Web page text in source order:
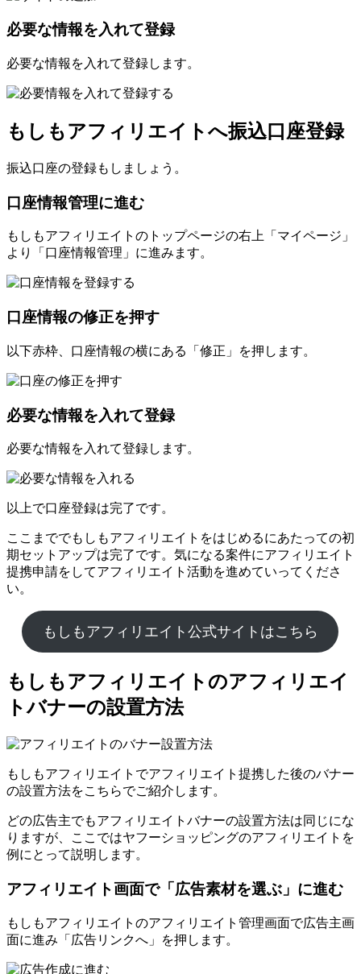
必要な情報を入れて登録
必要な情報を入れて登録します。
もしもアフィリエイトへ振込口座登録
振込口座の登録もしましょう。
口座情報管理に進む
もしもアフィリエイトのトップページの右上「マイページ」
より「口座情報管理」に進みます。
口座情報の修正を押す
以下赤枠、口座情報の横にある「修正」を押します。
必要な情報を入れて登録
必要な情報を入れて登録します。
以上で口座登録は完了です。
ここまででもしもアフィリエイトをはじめるにあたっての初
期セットアップは完了です。気になる案件にアフィリエイト
提携申請をしてアフィリエイト活動を進めていってくださ
い。
もしもアフィリエイト公式サイトはこちら
もしもアフィリエイトのアフィリエイ
トバナーの設置方法
もしもアフィリエイトでアフィリエイト提携した後のバナー
の設置方法をこちらでご紹介します。
どの広告主でもアフィリエイトバナーの設置方法は同じにな
りますが、ここではヤフーショッピングのアフィリエイトを
例にとって説明します。
アフィリエイト画面で「広告素材を選ぶ」に進む
もしもアフィリエイトのアフィリエイト管理画面で広告主画
面に進み「広告リンクへ」を押します。